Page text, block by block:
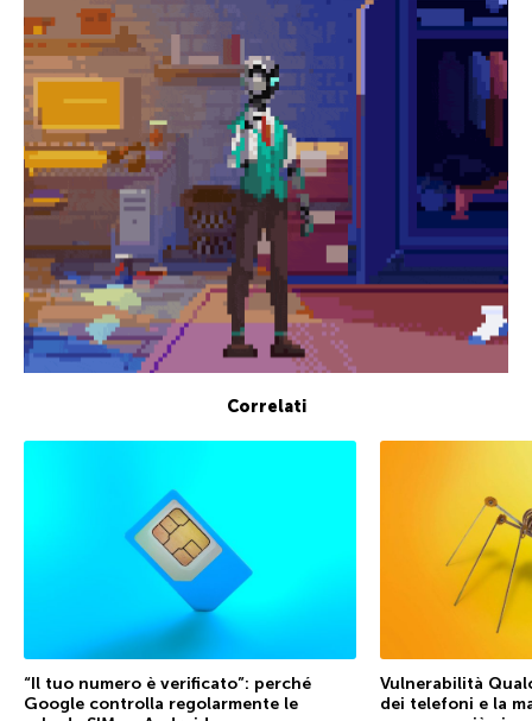
Correlati
“Il tuo numero è verificato”: perché
Google controlla regolarmente le
Vulnerabilità
dei telefoni e la